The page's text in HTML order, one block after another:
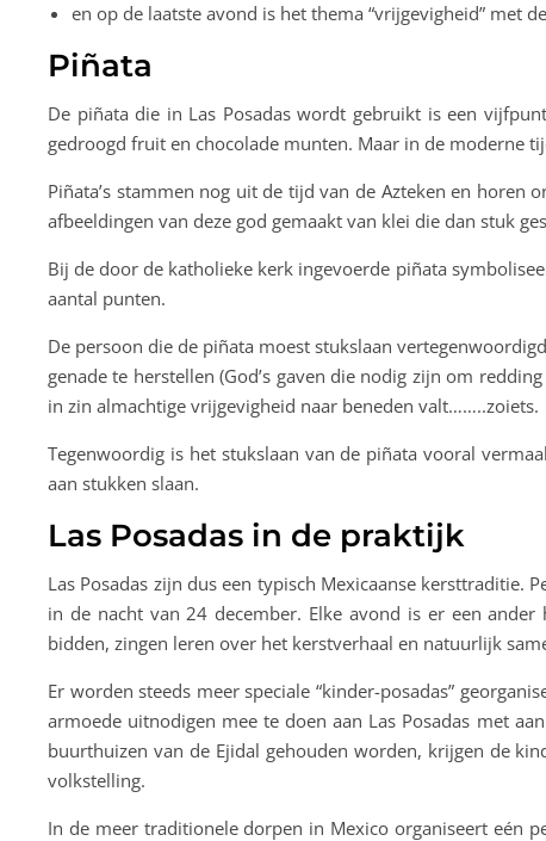
en op de laatste avond is het thema “vrijgevigheid” met
Piñata
De piñata die in Las Posadas wordt gebruikt is een
gedroogd fruit en chocolade munten. Maar in de moderne
Piñata’s stammen nog uit de tijd van de Azteken en
afbeeldingen van deze god gemaakt van klei die dan stuk
Bij de door de katholieke kerk ingevoerde piñata
aantal punten.
De persoon die de piñata moest stukslaan
genade te herstellen (God’s gaven die nodig zijn om
in zin almachtige vrijgevigheid naar beneden valt……..zoiets.
Tegenwoordig is het stukslaan van de piñata vooral
aan stukken slaan.
Las Posadas in de praktijk
Las Posadas zijn dus een typisch Mexicaanse
in de nacht van 24 december. Elke avond is er een
bidden, zingen leren over het kerstverhaal en natuurlijk
Er worden steeds meer speciale “kinder-posadas”
armoede uitnodigen mee te doen aan Las Posadas met
buurthuizen van de Ejidal gehouden worden, krijgen de
volkstelling.
In de meer traditionele dorpen in Mexico organiseert eén